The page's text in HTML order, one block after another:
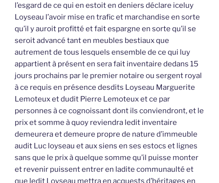
l’esgard de ce qui en estoit en deniers déclare iceluy
Loyseau l’avoir mise en trafic et marchandise en sorte
qu’il y auroit profitté et fait espargne en sorte qu’il se
seroit advancé tant en meubles bestiaux que
autrement de tous lesquels ensemble de ce qui luy
appartient à présent en sera fait inventaire dedans 15
jours prochains par le premier notaire ou sergent royal
à ce requis en présence desdits Loyseau Marguerite
Lemoteux et dudit Pierre Lemoteux et ce par
personnes à ce cognoissant dont ils conviendront, et le
prix et somme à quoy reviendra ledit inventaire
demeurera et demeure propre de nature d’immeuble
audit Luc loyseau et aux siens en ses estocs et lignes
sans que le prix à quelque somme qu’il puisse monter
et revenir puissent entrer en ladite communaulté et
que ledit Loyseau mettra en acquests d’héritages en